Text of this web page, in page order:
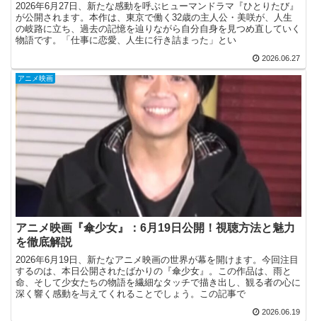
2026年6月27日、新たな感動を呼ぶヒューマンドラマ『ひとりたび』
が公開されます。本作は、東京で働く32歳の主人公・美咲が、人生
の岐路に立ち、過去の記憶を辿りながら自分自身を見つめ直していく
物語です。「仕事に恋愛、人生に行き詰まった」とい
2026.06.27
アニメ映画
アニメ映画『傘少女』：6月19日公開！視聴方法と魅力
を徹底解説
2026年6月19日、新たなアニメ映画の世界が幕を開けます。今回注目
するのは、本日公開されたばかりの『傘少女』。この作品は、雨と
命、そして少女たちの物語を繊細なタッチで描き出し、観る者の心に
深く響く感動を与えてくれることでしょう。この記事で
2026.06.19